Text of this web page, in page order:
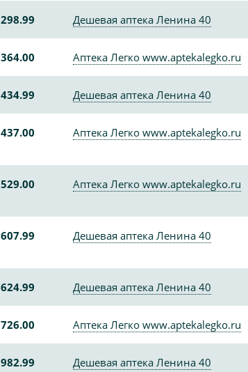
298.99 Дешевая аптека Ленина 40
364.00 Аптека Легко www.aptekalegko.ru
434.99 Дешевая аптека Ленина 40
437.00 Аптека Легко www.aptekalegko.ru
529.00 Аптека Легко www.aptekalegko.ru
607.99 Дешевая аптека Ленина 40
624.99 Дешевая аптека Ленина 40
726.00 Аптека Легко www.aptekalegko.ru
982.99 Дешевая аптека Ленина 40